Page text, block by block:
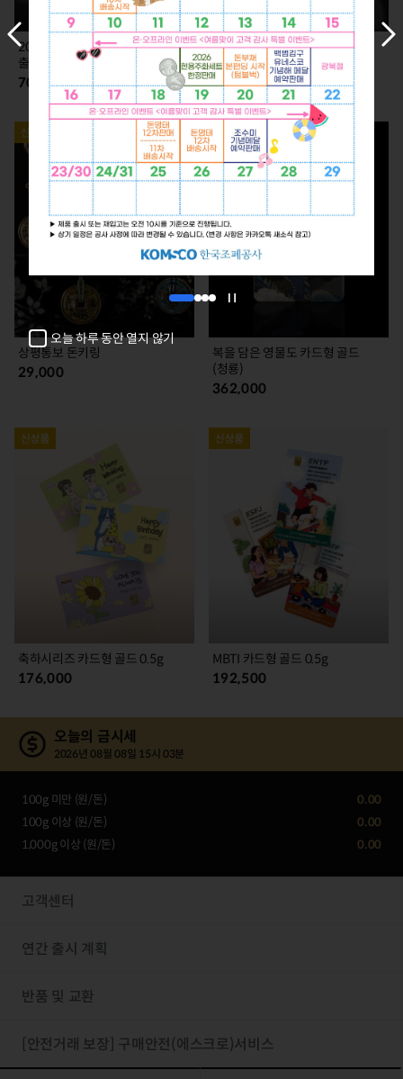
2026 KLPGA 카드형 실버 (7.2.
출고)
70,000
2026 KLPGA 기념 은메달 (7.2.
출고)
350,000
상평통보 돈키링
29,000
복을 담은 영물도 카드형 골드
(청룡)
362,000
축하시리즈 카드형 골드 0.5g
176,000
MBTI 카드형 골드 0.5g
192,500
오늘의 금시세
2026년 08월 08일 15시 03분
100g 미만 (원/돈)
0.00
100g 이상 (원/돈)
0.00
1,000g 이상 (원/돈)
0.00
고객센터
연간 출시 계획
반품 및 교환
[안전거래 보장] 구매안전(에스크로)서비스
이
전
슬
이
드
다
이
1 234
자
넘
김
정
오늘 하루 동안 열지 않기